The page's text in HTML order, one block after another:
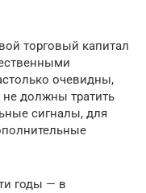
торговый капитал
очевидны,
не должны тратить
сигналы, для
годы — в